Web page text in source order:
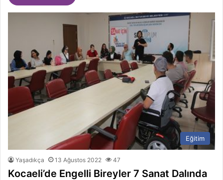
Eğitim
Yaşadıkça 13 Ağustos 2022 47
Kocaeli’de Engelli Bireyler 7 Sanat Dalında